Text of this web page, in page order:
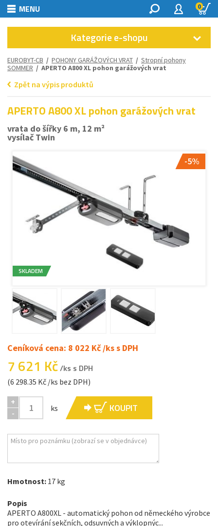
MENU 0
Kategorie e-shopu
EUROBYT-CB / POHONY GARÁŽOVÝCH VRAT / Stropní pohony
SOMMER / APERTO A800 XL pohon garážových vrat
Zpět na výpis produktů
APERTO A800 XL pohon garážových vrat
vrata do šířky 6 m, 12 m²
vysílač Twin
-5%
SKLADEM
Ceníková cena: 8 022 Kč /ks s DPH
7 621 Kč/ks s DPH
(6 298.35 Kč /ks bez DPH)
+
-
ks KOUPIT
Hmotnost: 17 kg
Popis
APERTO A800XL - automatický pohon od německého výrobce
pro otevírání sekčních, odsuvných a výklopnýc...